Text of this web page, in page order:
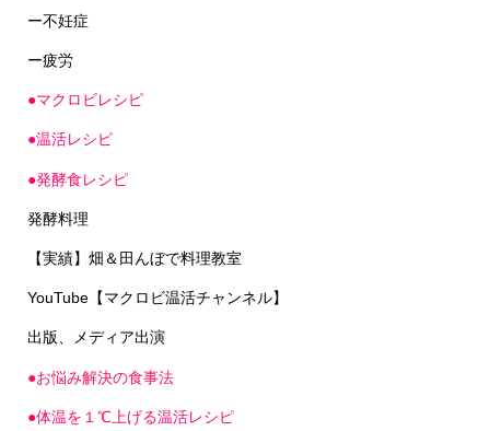
ー不妊症
ー疲労
●マクロビレシピ
●温活レシピ
●発酵食レシピ
発酵料理
【実績】畑＆田んぼで料理教室
YouTube【マクロビ温活チャンネル】
出版、メディア出演
●お悩み解決の食事法
●体温を１℃上げる温活レシピ